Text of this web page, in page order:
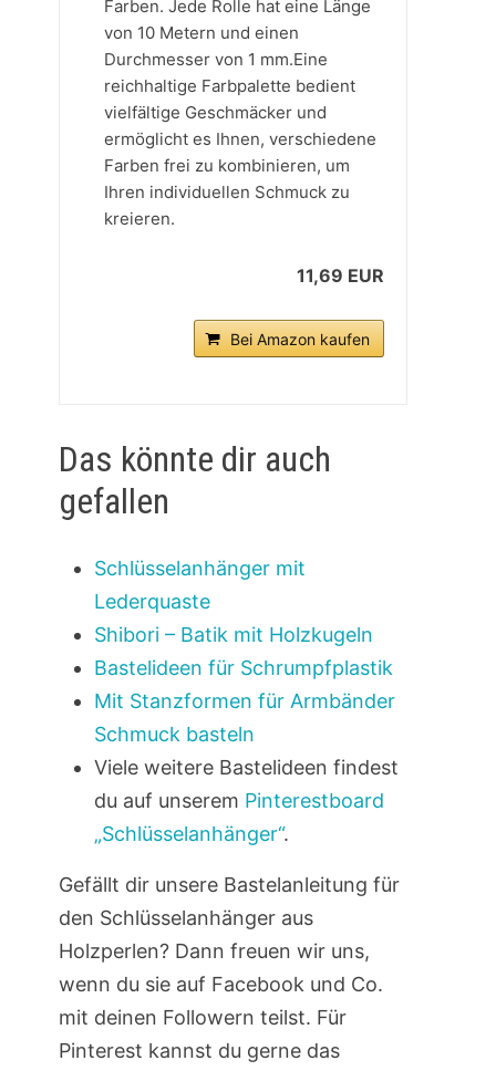
Farben. Jede Rolle hat eine Länge
von 10 Metern und einen
Durchmesser von 1 mm.Eine
reichhaltige Farbpalette bedient
vielfältige Geschmäcker und
ermöglicht es Ihnen, verschiedene
Farben frei zu kombinieren, um
Ihren individuellen Schmuck zu
kreieren.
11,69 EUR
Bei Amazon kaufen
Das könnte dir auch
gefallen
Schlüsselanhänger mit
Lederquaste
Shibori – Batik mit Holzkugeln
Bastelideen für Schrumpfplastik
Mit Stanzformen für Armbänder
Schmuck basteln
Viele weitere Bastelideen findest
du auf unserem Pinterestboard
„Schlüsselanhänger“.
Gefällt dir unsere Bastelanleitung für
den Schlüsselanhänger aus
Holzperlen? Dann freuen wir uns,
wenn du sie auf Facebook und Co.
mit deinen Followern teilst. Für
Pinterest kannst du gerne das